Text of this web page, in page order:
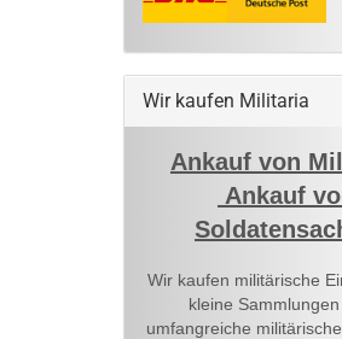
Wir kaufen Militaria
Ankauf von
Ankauf
Wir kaufen militärische
kleine
umfangreiche